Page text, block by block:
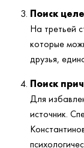
Поиск
На третьей
которые
друзья,
Поиск
Для
источник.